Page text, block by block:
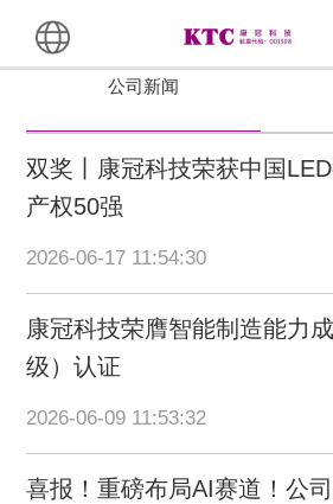
公司新闻
双奖丨康冠科技荣获中国
产权50强
2026-06-17 11:54:30
康冠科技荣膺智能制造能力
级）认证
2026-06-09 11:53:32
喜报！重磅布局AI赛道！公